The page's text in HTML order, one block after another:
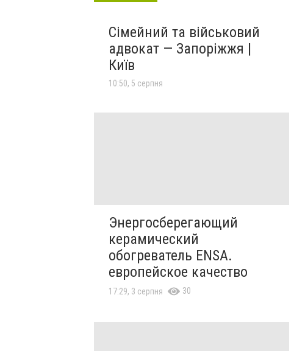
Сімейний та військовий
адвокат — Запоріжжя |
Київ
10:50, 5 серпня
Энергосберегающий
керамический
обогреватель ENSA.
европейское качество
17:29, 3 серпня 30